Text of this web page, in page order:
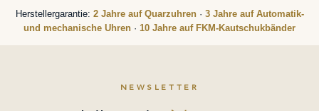
Herstellergarantie: 2 Jahre auf Quarzuhren· 3 Jahre auf Automatik-
und mechanische Uhren · 10 Jahre auf FKM-Kautschukbänder
NEWSLETTER